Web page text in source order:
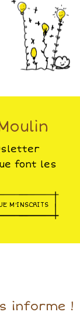
font les
JE M'INSCRITS
informe !